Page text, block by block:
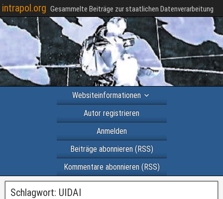
intrapol.org Gesammelte Beiträge zur staatlichen Datenverarbeitung
Websiteinformationen
Autor registrieren
Anmelden
Beiträge abonnieren (RSS)
Kommentare abonnieren (RSS)
Schlagwort: UIDAI